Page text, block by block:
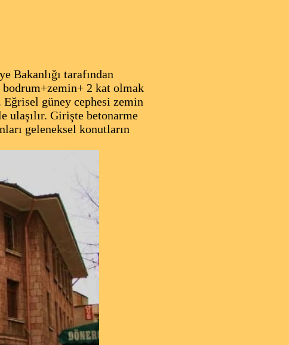
Bakanlığı tarafından
bodrum+zemin+ 2 kat olmak
Eğrisel güney cephesi zemin
ulaşılır. Girişte betonarme
geleneksel konutların